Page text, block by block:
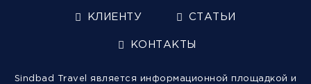
КЛИЕНТУ СТАТЬИ
КОНТАКТЫ
Sindbad Travel является информационной площадкой и